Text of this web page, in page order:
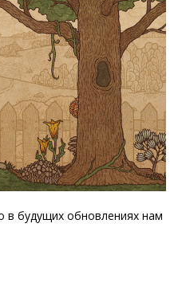
в будущих обновлениях нам